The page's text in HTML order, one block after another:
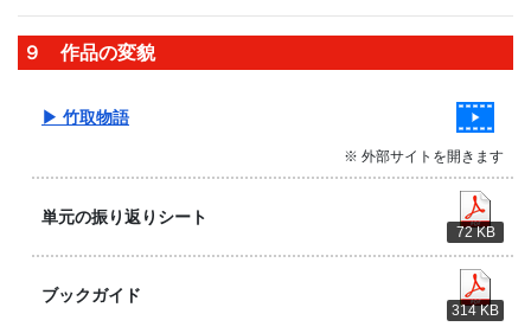
９ 作品の変貌
▶ 竹取物語
※ 外部サイトを開きます
単元の振り返りシート
72 KB
ブックガイド
314 KB